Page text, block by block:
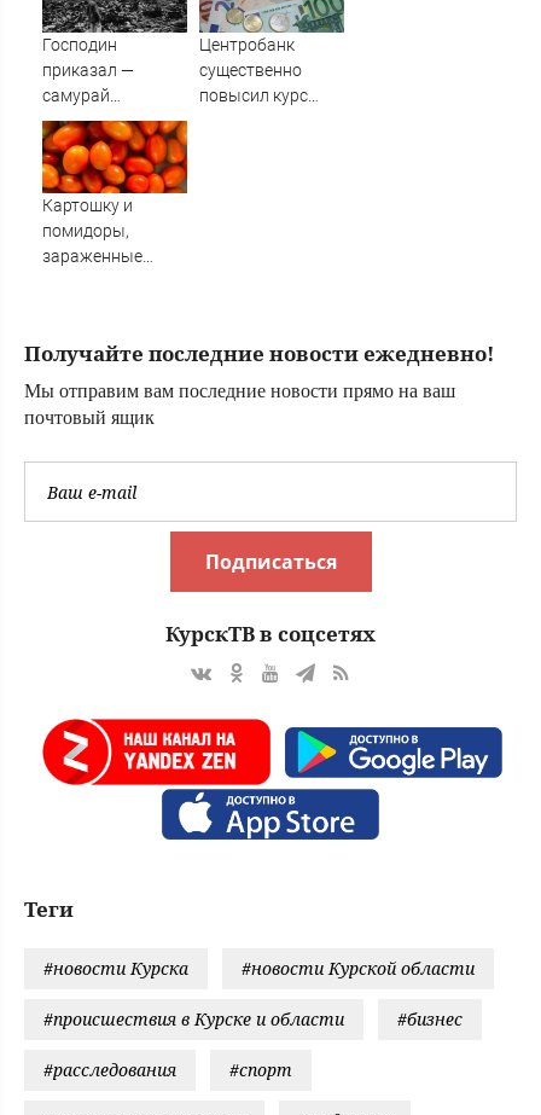
(NetEase, Китай)
Господин
приказал —
самурай
исполнил: почему
японцы забыли,
кто сжег
Хиросиму
Центробанк
существенно
повысил курс
Картошку и
помидоры,
зараженные
Амурскую
Получайте последние новости ежедневно!
Мы отправим вам последние новости прямо на ваш
почтовый ящик
Подписаться
КурскТВ в соцсетях
Теги
#новости Курска #новости Курской области
#происшествия в Курске и области #бизнес
#расследования #спорт